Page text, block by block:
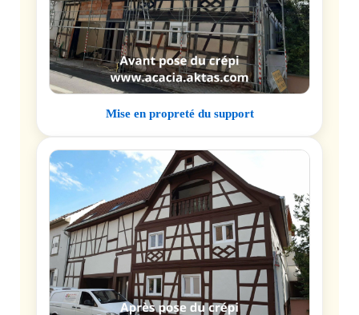
Mise en propreté du support